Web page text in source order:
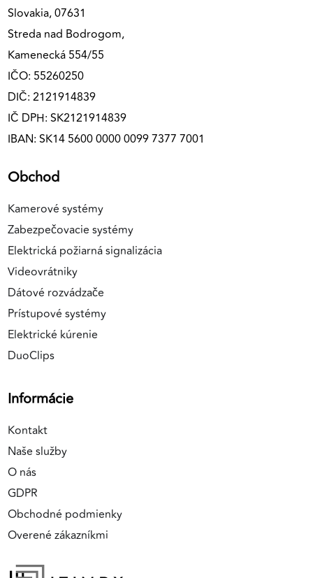
Slovakia, 07631
Streda nad Bodrogom,
Kamenecká 554/55
IČO: 55260250
DIČ: 2121914839
IČ DPH: SK2121914839
IBAN: SK14 5600 0000 0099 7377 7001
Obchod
Kamerové systémy
Zabezpečovacie systémy
Elektrická požiarná signalizácia
Videovrátniky
Dátové rozvádzače
Prístupové systémy
Elektrické kúrenie
DuoClips
Informácie
Kontakt
Naše služby
O nás
GDPR
Obchodné podmienky
Overené zákazníkmi